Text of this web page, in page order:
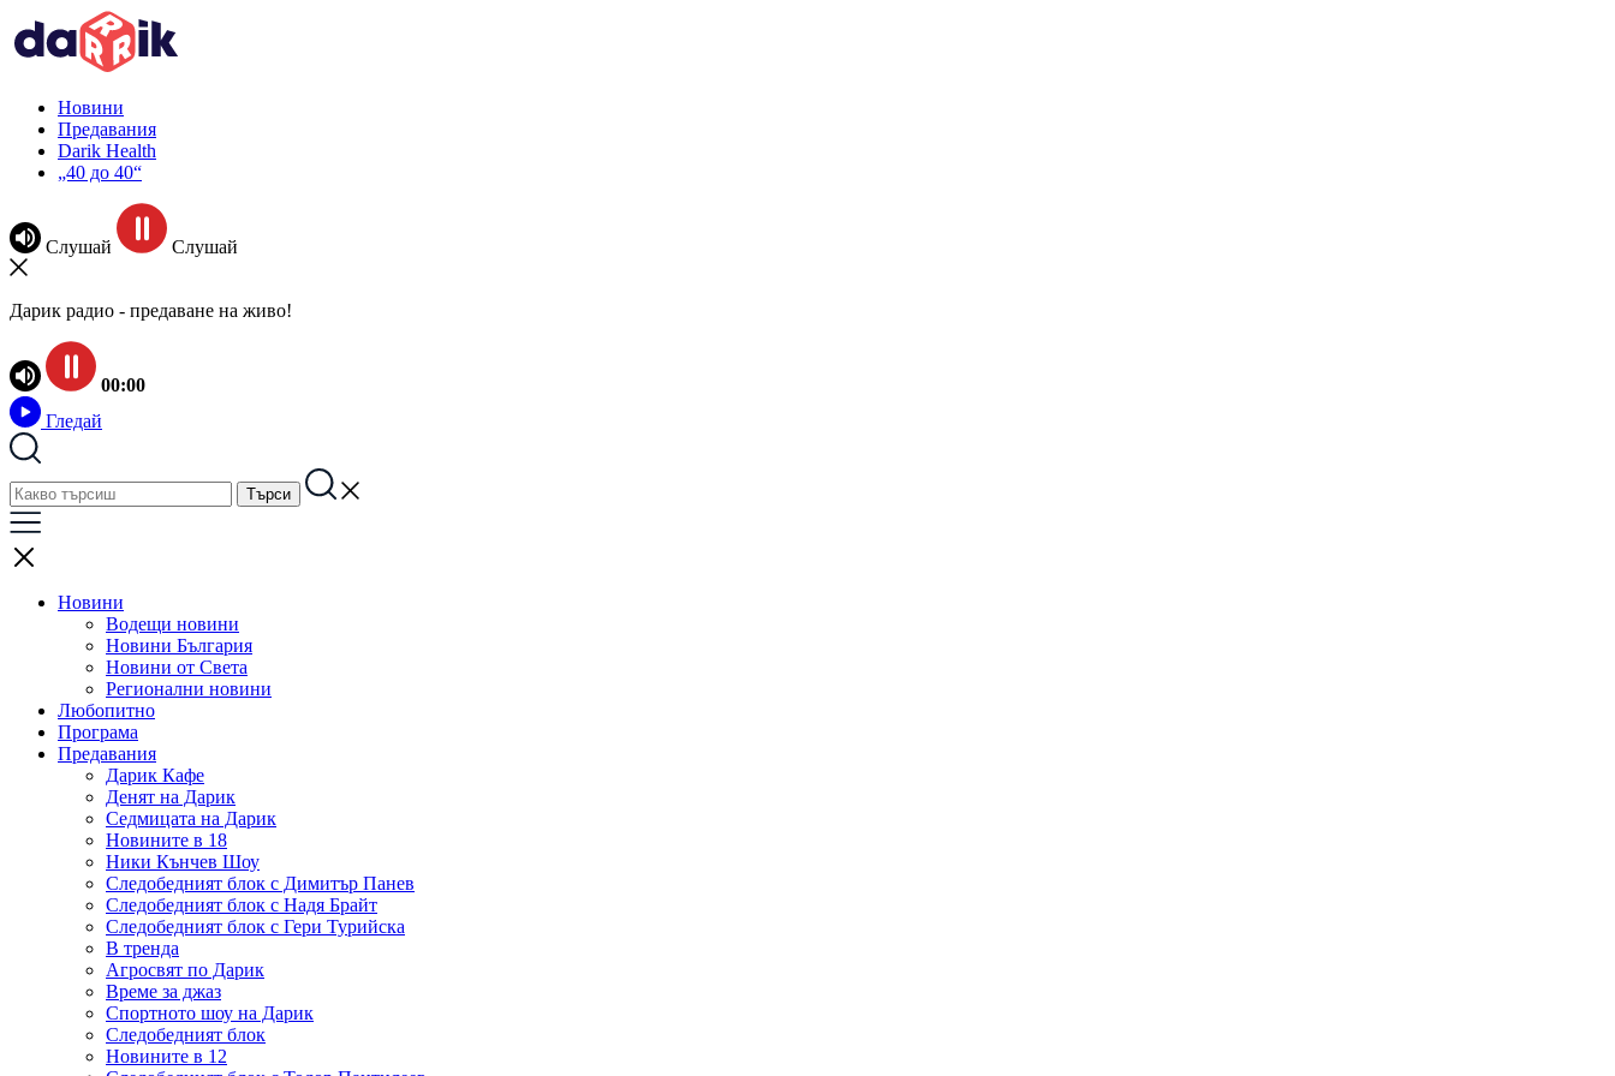
Новини
Предавания
Darik Health
„40 до 40“
Слушай Слушай
Дарик радио - предаване на живо!
00:00
Гледай
Новини
Водещи новини
Новини България
Новини от Света
Регионални новини
Любопитно
Програма
Предавания
Дарик Кафе
Денят на Дарик
Седмицата на Дарик
Новините в 18
Ники Кънчев Шоу
Следобедният блок с Димитър Панев
Следобедният блок с Надя Брайт
Следобедният блок с Гери Турийска
В тренда
Агросвят по Дарик
Време за джаз
Спортното шоу на Дарик
Следобедният блок
Новините в 12